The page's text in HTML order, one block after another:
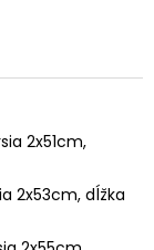
2x51cm,
dĺžka